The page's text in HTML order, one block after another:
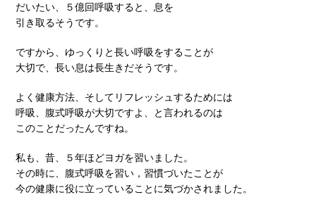
だいたい、５億回呼吸すると、息を
引き取るそうです。
ですから、ゆっくりと長い呼吸をすることが
大切で、長い息は長生きだそうです。
よく健康方法、そしてリフレッシュするためには
呼吸、腹式呼吸が大切ですよ、と言われるのは
このことだったんですね。
私も、昔、５年ほどヨガを習いました。
その時に、腹式呼吸を習い，習慣づいたことが
今の健康に役に立っていることに気づかされました。